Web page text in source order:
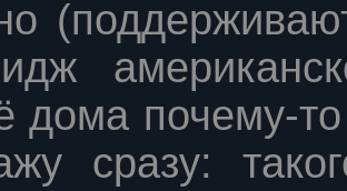
дома почему-
сразу: